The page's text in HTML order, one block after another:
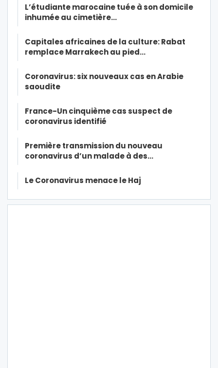
L’étudiante marocaine tuée à son domicile
inhumée au cimetière…
Capitales africaines de la culture: Rabat
remplace Marrakech au pied…
Coronavirus: six nouveaux cas en Arabie
saoudite
France-Un cinquième cas suspect de
coronavirus identifié
Première transmission du nouveau
coronavirus d’un malade à des…
Le Coronavirus menace le Haj